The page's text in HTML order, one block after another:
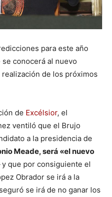
para este año
conocerá al nuevo
de los próximos
de Excélsior, el
ventiló que el Brujo
a la presidencia de
Meade, será «el nuevo
y que por consiguiente el
Obrador se irá a la
se irá de no ganar los